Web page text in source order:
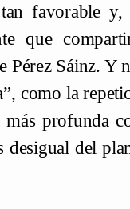
favorable y,
que
Pérez Sáinz. Y
como la
profunda
del